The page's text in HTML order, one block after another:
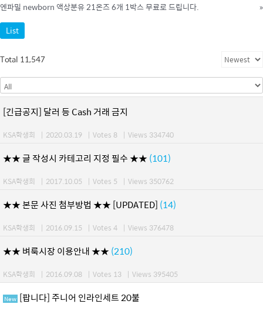
엔파밀 newborn 액상분유 21온즈 6개 1박스 무료로 드립니다.
»
List
Total 11,547
[긴급공지] 달러 등 Cash 거래 금지
KSA학생회 | 2020.03.19 | Votes 8 | Views 334740
★★ 글 작성시 카테고리 지정 필수 ★★ (101)
KSA학생회 | 2017.10.05 | Votes 5 | Views 350762
★★ 본문 사진 첨부방법 ★★ [UPDATED] (14)
KSA학생회 | 2016.09.15 | Votes 4 | Views 376478
★★ 벼룩시장 이용안내 ★★ (210)
KSA학생회 | 2016.09.08 | Votes 13 | Views 395405
New [팝니다] 주니어 인라인세트 20불